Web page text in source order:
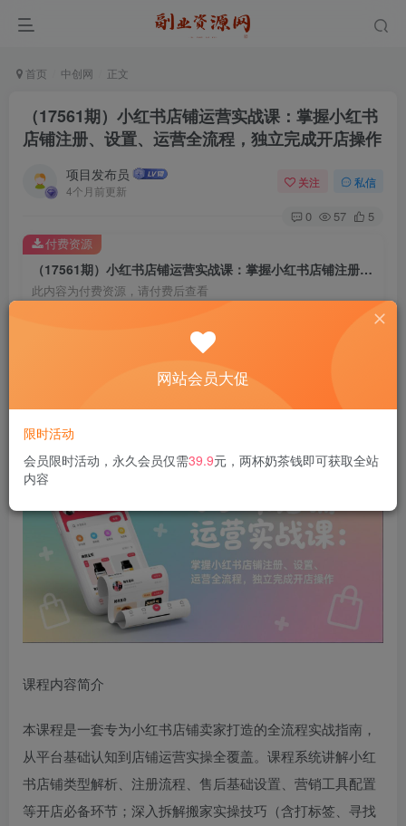
首页 中创网 正文
（17561期）小红书店铺运营实战课：掌握小红书
店铺注册、设置、运营全流程，独立完成开店操作
项目发布员
4个月前更新
关注 私信
0 57 5
（17561期）小红书店铺运营实战课：掌握小红书店铺注册、设置、运营全流程，独立完成开店操作
此内容为付费资源，请付费后查看
￥4
付费资源
课程内容简介
本课程是一套专为小红书店铺卖家打造的全流程实战指南，
从平台基础认知到店铺运营实操全覆盖。课程系统讲解小红
书店铺类型解析、注册流程、售后基础设置、营销工具配置
等开店必备环节；深入拆解搬家实操技巧（含打标签、寻找
网站会员大促
限时活动
会员限时活动，永久会员仅需39.9元，两杯奶茶钱即可获取全站
内容